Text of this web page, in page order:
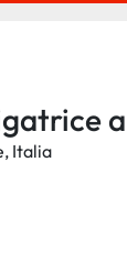
Italia